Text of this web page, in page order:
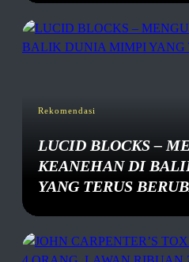
Rekomendasi
LUCID BLOCKS –
KEANEHAN DI
YANG TERUS